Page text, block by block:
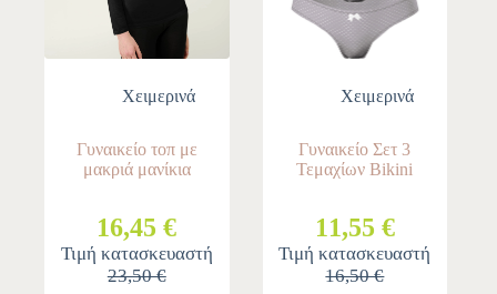
Χειμερινά
Γυναικείο τοπ με
μακριά μανίκια
16,45 €
Τιμή κατασκευαστή
23,50 €
Χειμερινά
Γυναικείο Σετ 3
Τεμαχίων Bikini
11,55 €
Τιμή κατασκευαστή
16,50 €